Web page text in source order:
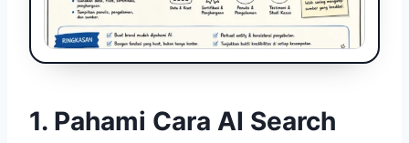
1. Pahami Cara AI Search